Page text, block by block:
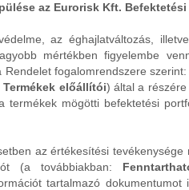
az Eurorisk Kft.
az éghajlatváltozás,
mértékben figyelembe
fogalomrendszere
Termékek előállítói) által a
mögötti befektetési
az értékesítési
(a továbbiakban:
tartalmazó